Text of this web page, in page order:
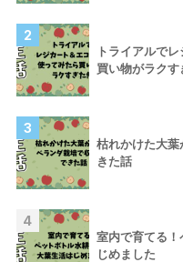
2
トライアルで
買い物がラクす
3
枯れかけた大
きた話
4
室内で育てる
じめました